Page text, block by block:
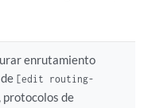
enrutamiento
[edit routing-
protocolos de